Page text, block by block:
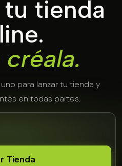
tienda
para lanzar tu tienda y
en todas partes.
Tienda